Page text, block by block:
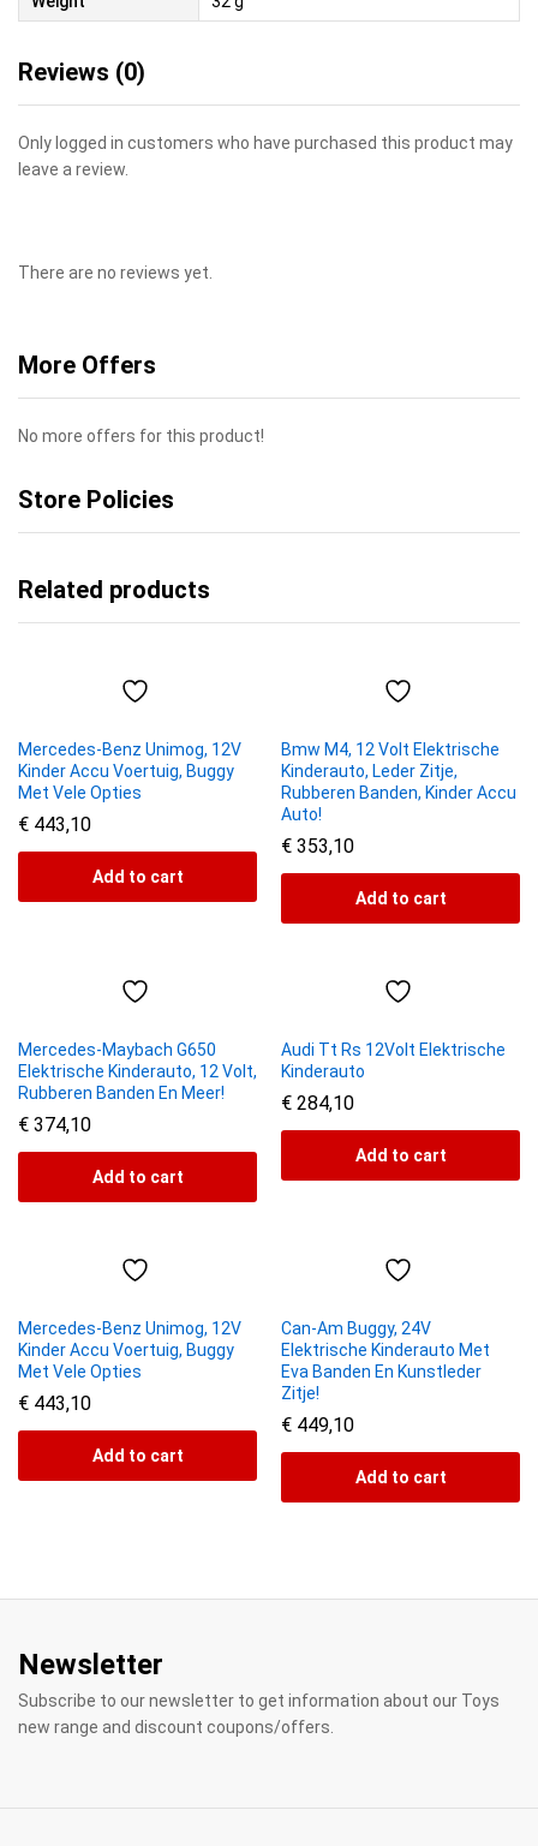
Reviews (0)
Only logged in customers who have purchased this product may
leave a review.
There are no reviews yet.
More Offers
No more offers for this product!
Store Policies
Related products
Mercedes-Benz Unimog, 12V
Kinder Accu Voertuig, Buggy
Met Vele Opties
€ 443,10
Add to cart
Bmw M4, 12 Volt Elektrische
Kinderauto, Leder Zitje,
Rubberen Banden, Kinder Accu
Auto!
€ 353,10
Add to cart
Mercedes-Maybach G650
Elektrische Kinderauto, 12 Volt,
Rubberen Banden En Meer!
€ 374,10
Add to cart
Audi Tt Rs 12Volt Elektrische
Kinderauto
€ 284,10
Add to cart
Mercedes-Benz Unimog, 12V
Kinder Accu Voertuig, Buggy
Met Vele Opties
€ 443,10
Add to cart
Can-Am Buggy, 24V
Elektrische Kinderauto Met
Eva Banden En Kunstleder
Zitje!
€ 449,10
Add to cart
Newsletter
Subscribe to our newsletter to get information about our Toys
new range and discount coupons/offers.